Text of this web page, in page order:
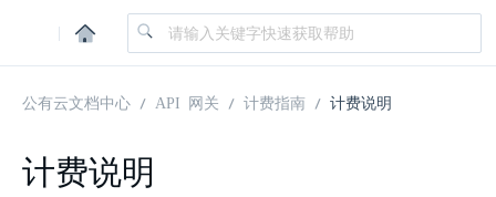
|
公有云文档中心 API 网关 计费指南 计费说明
计费说明